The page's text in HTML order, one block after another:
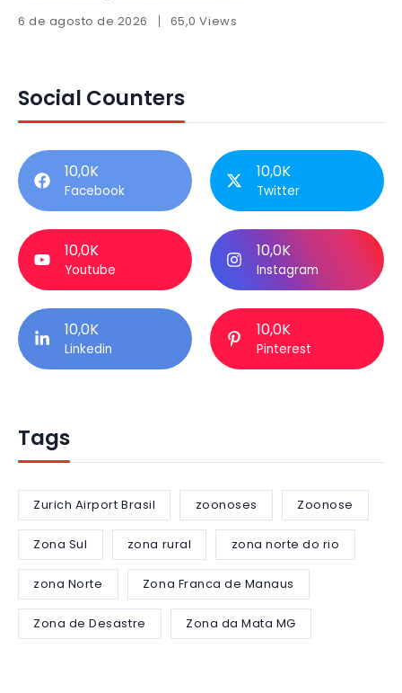
6 de agosto de 2026 65,0 Views
Social Counters
10,0K
Facebook
10,0K
Twitter
10,0K
Youtube
10,0K
Instagram
10,0K
Linkedin
10,0K
Pinterest
Tags
Zurich Airport Brasil zoonoses Zoonose
Zona Sul zona rural zona norte do rio
zona Norte Zona Franca de Manaus
Zona de Desastre Zona da Mata MG